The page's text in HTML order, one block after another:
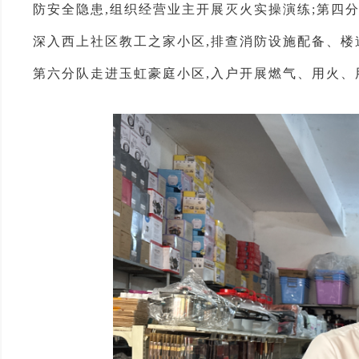
防安全隐患,组织经营业主开展灭火实操演练;第四
深入西上社区教工之家小区,排查消防设施配备、
第六分队走进玉虹豪庭小区,入户开展燃气、用火